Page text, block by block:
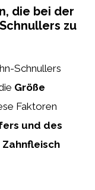
die bei der
zu
Schnullers
Größe
Faktoren
und des
Zahnfleisch